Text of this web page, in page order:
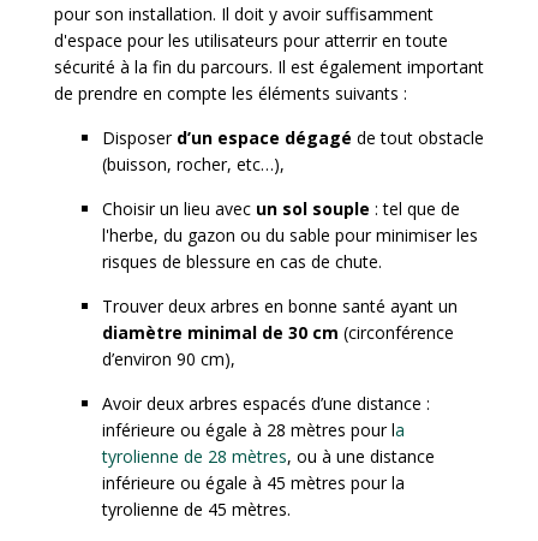
pour son installation. Il doit y avoir suffisamment
d'espace pour les utilisateurs pour atterrir en toute
sécurité à la fin du parcours. Il est également important
de prendre en compte les éléments suivants :
Disposer d’un espace dégagé de tout obstacle
(buisson, rocher, etc…),
Choisir un lieu avec un sol souple : tel que de
l'herbe, du gazon ou du sable pour minimiser les
risques de blessure en cas de chute.
Trouver deux arbres en bonne santé ayant un
diamètre minimal de 30 cm (circonférence
d’environ 90 cm),
Avoir deux arbres espacés d’une distance :
inférieure ou égale à 28 mètres pour la
tyrolienne de 28 mètres, ou à une distance
inférieure ou égale à 45 mètres pour la
tyrolienne de 45 mètres.